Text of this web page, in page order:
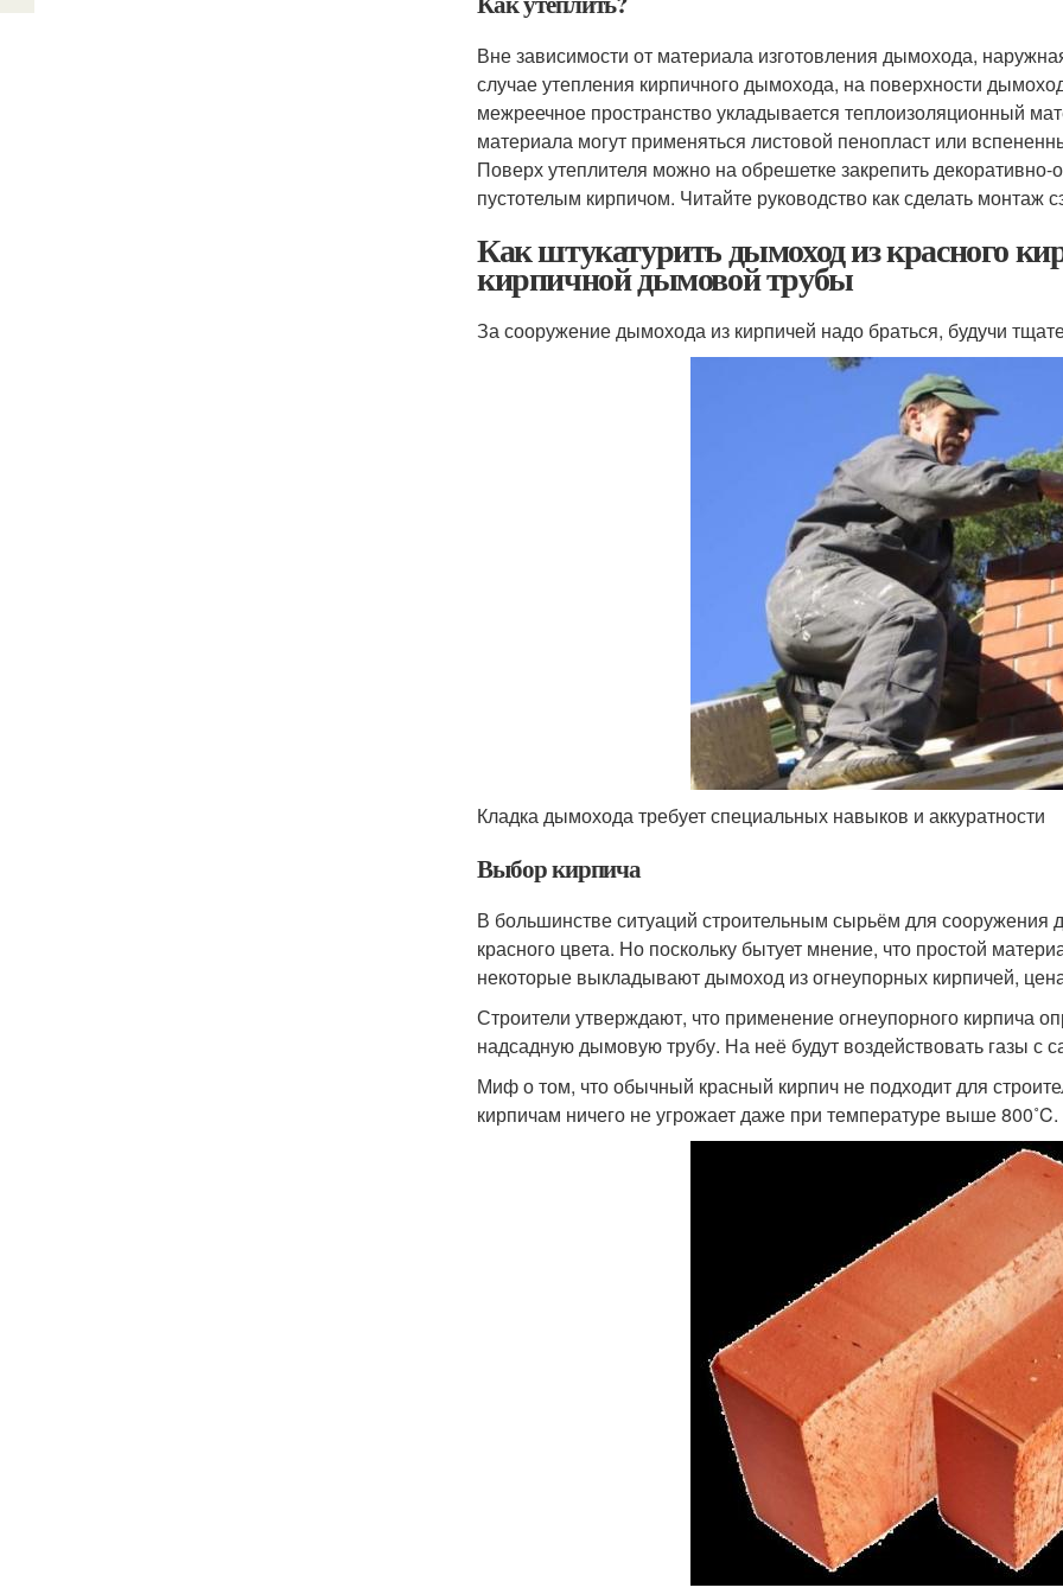
Вне зависимости от материала изготовления дымохода,
случае утепления кирпичного дымохода, на поверхности
межреечное пространство укладывается теплоизоляционный
материала могут применяться листовой пенопласт или
Поверх утеплителя можно на обрешетке закрепить
пустотелым кирпичом. Читайте руководство как сделать монтаж
Как штукатурить дымоход из красного
кирпичной дымовой трубы
За сооружение дымохода из кирпичей надо браться, будучи
Кладка дымохода требует специальных навыков и аккуратности
Выбор кирпича
В большинстве ситуаций строительным сырьём для
красного цвета. Но поскольку бытует мнение, что простой
некоторые выкладывают дымоход из огнеупорных кирпичей,
Строители утверждают, что применение огнеупорного кирпича
надсадную дымовую трубу. На неё будут воздействовать газы с
Миф о том, что обычный красный кирпич не подходит для
кирпичам ничего не угрожает даже при температуре выше